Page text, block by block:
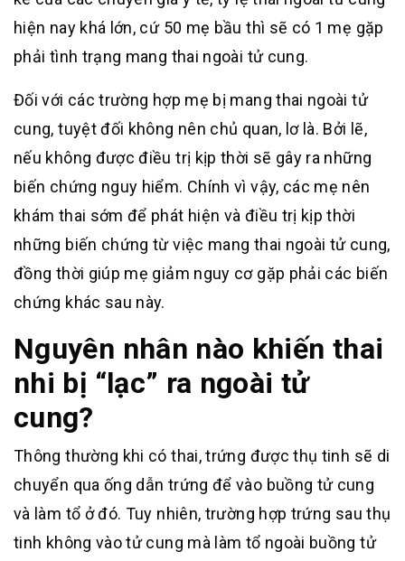
hiện nay khá lớn, cứ 50 mẹ bầu thì sẽ có 1 mẹ gặp
phải tình trạng mang thai ngoài tử cung.
Đối với các trường hợp mẹ bị mang thai ngoài tử
cung, tuyệt đối không nên chủ quan, lơ là. Bởi lẽ,
nếu không được điều trị kịp thời sẽ gây ra những
biến chứng nguy hiểm. Chính vì vậy, các mẹ nên
khám thai sớm để phát hiện và điều trị kịp thời
những biến chứng từ việc mang thai ngoài tử cung,
đồng thời giúp mẹ giảm nguy cơ gặp phải các biến
chứng khác sau này.
Nguyên nhân nào khiến thai
nhi bị “lạc” ra ngoài tử
cung?
Thông thường khi có thai, trứng được thụ tinh sẽ di
chuyển qua ống dẫn trứng để vào buồng tử cung
và làm tổ ở đó. Tuy nhiên, trường hợp trứng sau thụ
tinh không vào tử cung mà làm tổ ngoài buồng tử